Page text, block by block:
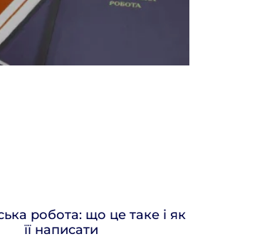
робота: що це таке і як
її написати